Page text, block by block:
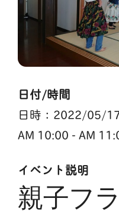
日付/時間
日時：2022/05/
AM 10:00 - AM
イベント説明
親子フ